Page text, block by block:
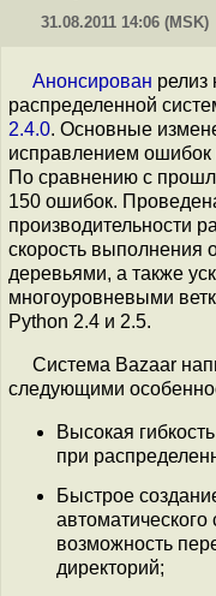
31.08.2011 14:06 (MSK)
Анонсирован релиз
распределенной
2.4.0. Основные
исправлением ошибок
По сравнению с
150 ошибок.
производительности
скорость выполнения
деревьями, а также
многоуровневыми
Python 2.4 и 2.5.
Система Bazaar
следующими
Высокая
при
Быстрое
возможность
директорий;